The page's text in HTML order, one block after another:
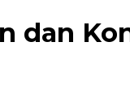
dan